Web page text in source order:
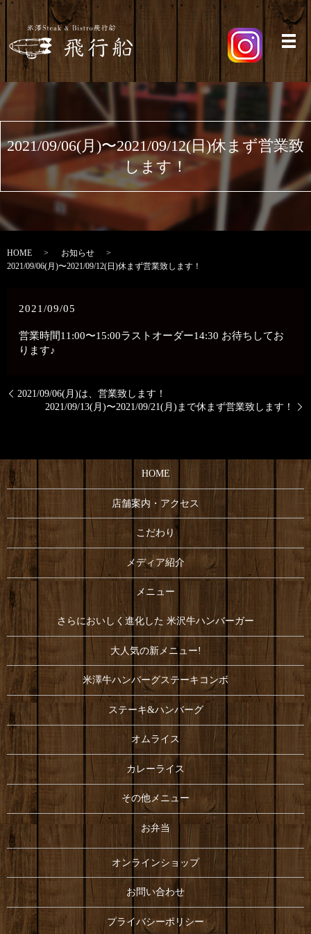
メ
2021/09/06(月)〜2021/09/12(日)休まず営業致
します！
HOME
お知らせ
2021/09/06(月)〜2021/09/12(日)休まず営業致します！
2021/09/05
営業時間11:00〜15:00ラストオーダー14:30 お待ちしてお
ります♪
2021/09/06(月)は、営業致します！
2021/09/13(月)〜2021/09/21(月)まで休まず営業致します！
HOME
店舗案内・アクセス
こだわり
メディア紹介
メニュー
さらにおいしく進化した 米沢牛ハンバーガー
大人気の新メニュー!
米澤牛ハンバーグステーキコンボ
ステーキ&ハンバーグ
オムライス
カレーライス
その他メニュー
お弁当
オンラインショップ
お問い合わせ
プライバシーポリシー